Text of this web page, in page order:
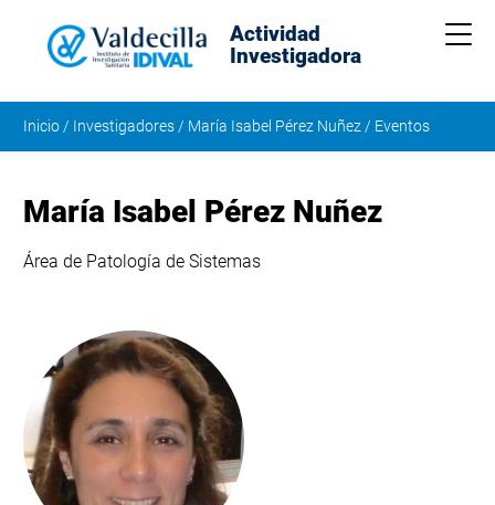
Actividad
Investigadora
Inicio / Investigadores / María Isabel Pérez Nuñez / Eventos
María Isabel Pérez Nuñez
Área de Patología de Sistemas